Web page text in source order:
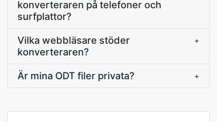
konverteraren på telefoner och
surfplattor?
Vilka webbläsare stöder
konverteraren?
+
Är mina ODT filer privata? +